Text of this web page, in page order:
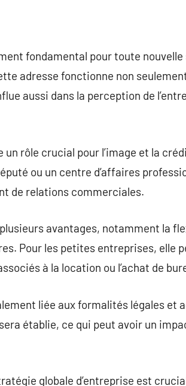
fondamental pour toute nouvelle
adresse fonctionne non
aussi dans la perception de
rôle crucial pour l’image et la
ou un centre d’affaires
de relations commerciales.
avantages, notamment la
Pour les petites entreprises, elle
à la location ou l’achat de
liée aux formalités légales et
établie, ce qui peut avoir un
globale d’entreprise est